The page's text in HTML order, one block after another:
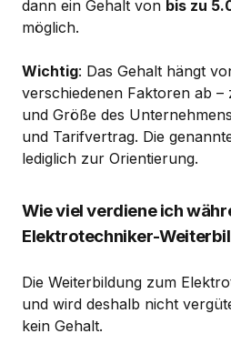
dann ein Gehalt von bis zu
möglich.
Wichtig: Das Gehalt hängt
verschiedenen Faktoren ab –
und Größe des
und Tarifvertrag. Die
lediglich zur Orientierung.
Wie viel verdiene ich
Elektrotechniker-
Die Weiterbildung zum
und wird deshalb nicht
kein Gehalt.